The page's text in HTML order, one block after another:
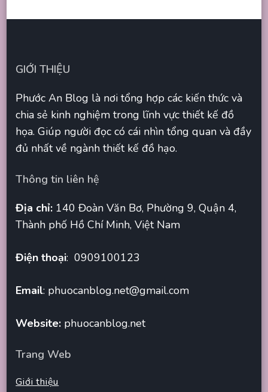
GIỚI THIỆU
Phước An Blog là nơi tổng hợp các kiến thức và
chia sẻ kinh nghiệm trong lĩnh vực thiết kế đồ
họa. Giúp người đọc có cái nhìn tổng quan và đầy
đủ nhất về ngành thiết kế đồ hạo.
Thông tin liên hệ
Địa chỉ: 140 Đoàn Văn Bơ, Phường 9, Quận 4,
Thành phố Hồ Chí Minh, Việt Nam
Điện thoại: 0909100123
Email: phuocanblog.net@gmail.com
Website: phuocanblog.net
Trang Web
Giới thiệu